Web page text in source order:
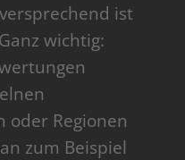
ist
wichtig:
oder Regionen
zum Beispiel